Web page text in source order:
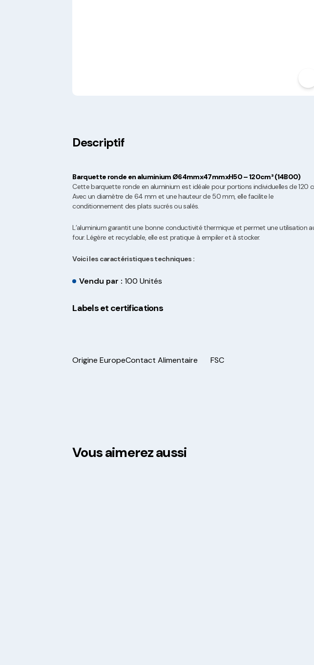
Descriptif
Barquette ronde en aluminium Ø64mmx47mmxH50 – 120cm³ (14B00)
Cette barquette ronde en aluminium est idéale pour portions individuelles de 120
Avec un diamètre de 64 mm et une hauteur de 50 mm, elle facilite le
conditionnement des plats sucrés ou salés.
L’aluminium garantit une bonne conductivité thermique et permet une utilisation
four. Légère et recyclable, elle est pratique à empiler et à stocker.
Voici les caractéristiques techniques :
Vendu par :100 Unités
Labels et certifications
Origine EuropeContact Alimentaire FSC
Vous aimerez aussi